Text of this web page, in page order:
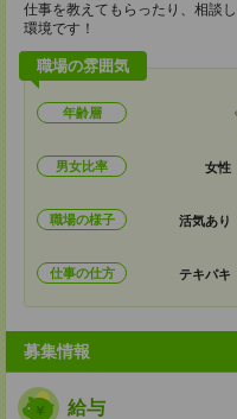
仕事を教えてもらったり、相談
環境です！
職場の雰囲気
年齢層
男女比率 女性
職場の様子 活気あり
仕事の仕方 テキパキ
募集情報
給与